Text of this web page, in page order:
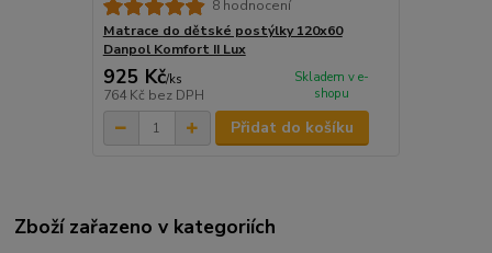
8 hodnocení
Matrace do dětské postýlky 120x60
Danpol Komfort II Lux
925 Kč/ks
764 Kč bez DPH
Skladem v e-
shopu
Přidat do košíku
Zboží zařazeno v kategoriích